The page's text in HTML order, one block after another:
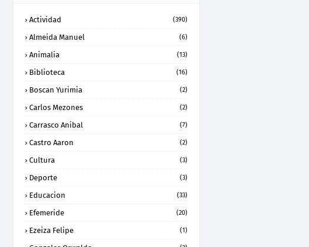
Actividad (390)
Almeida Manuel (6)
Animalia (13)
Biblioteca (16)
Boscan Yurimia (2)
Carlos Mezones (2)
Carrasco Anibal (7)
Castro Aaron (2)
Cultura (3)
Deporte (3)
Educacion (33)
Efemeride (20)
Ezeiza Felipe (1)